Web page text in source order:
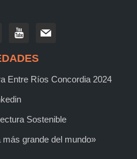
Entre Ríos Concordia 2024
Sostenible
grande del mundo»